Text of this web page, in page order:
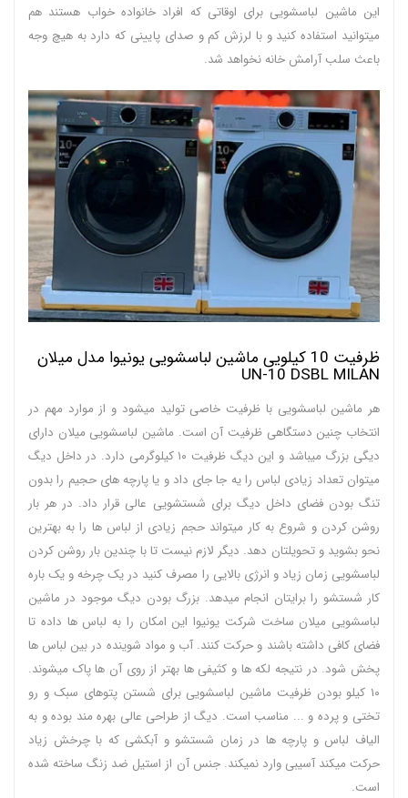
این ماشین لباسشویی برای اوقاتی که افراد خانواده خواب هستند هم
میتوانید استفاده کنید و با لرزش کم و صدای پایینی که دارد به هیچ وجه
باعث سلب آرامش خانه نخواهد شد.
ظرفیت 10 کیلویی ماشین لباسشویی یونیوا مدل میلان
UN-10 DSBL MILAN
هر ماشین لباسشویی با ظرفیت خاصی تولید میشود و از موارد مهم در
انتخاب چنین دستگاهی ظرفیت آن است. ماشین لباسشویی میلان دارای
دیگی بزرگ میباشد و این دیگ ظرفیت ۱۰ کیلوگرمی دارد. در داخل دیگ
میتوان تعداد زیادی لباس را یه جا جای داد و یا پارچه های حجیم را بدون
تنگ بودن فضای داخل دیگ برای شستشویی عالی قرار داد. در هر بار
روشن کردن و شروع به کار میتواند حجم زیادی از لباس ها را به بهترین
نحو بشوید و تحویلتان دهد. دیگر لازم نیست تا با چندین بار روشن کردن
لباسشویی زمان زیاد و انرژی بالایی را مصرف کنید در یک چرخه و یک باره
کار شستشو را برایتان انجام میدهد. بزرگ بودن دیگ موجود در ماشین
لباسشویی میلان ساخت شرکت یونیوا این امکان را به لباس ها داده تا
فضای کافی داشته باشند و حرکت کنند. آب و مواد شوینده در بین لباس ها
پخش شود. در نتیجه لکه ها و کثیفی ها بهتر از روی آن ها پاک میشوند.
۱۰ کیلو بودن ظرفیت ماشین لباسشویی برای شستن پتوهای سبک و رو
تختی و پرده و ... مناسب است. دیگ از طراحی عالی بهره مند بوده و به
الیاف لباس و پارچه ها در زمان شستشو و آبکشی که با چرخش زیاد
حرکت میکند آسیبی وارد نمیکند. جنس آن از استیل ضد زنگ ساخته شده
است.